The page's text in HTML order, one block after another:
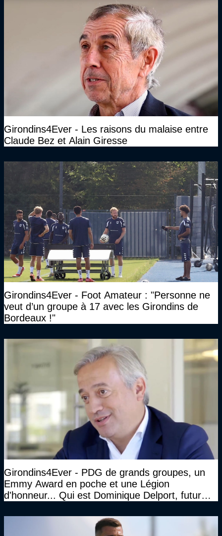
Girondins4Ever - Les raisons du malaise entre
Claude Bez et Alain Giresse
Girondins4Ever - Foot Amateur : "Personne ne
veut d’un groupe à 17 avec les Girondins de
Bordeaux !"
Girondins4Ever - PDG de grands groupes, un
Emmy Award en poche et une Légion
d'honneur... Qui est Dominique Delport, futur